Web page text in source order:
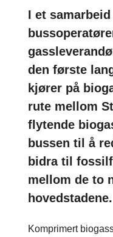
I et
den første
kjører på
rute mellom
flytende
bussen til å
bidra til
mellom de to
hovedstadene.
Komprimert